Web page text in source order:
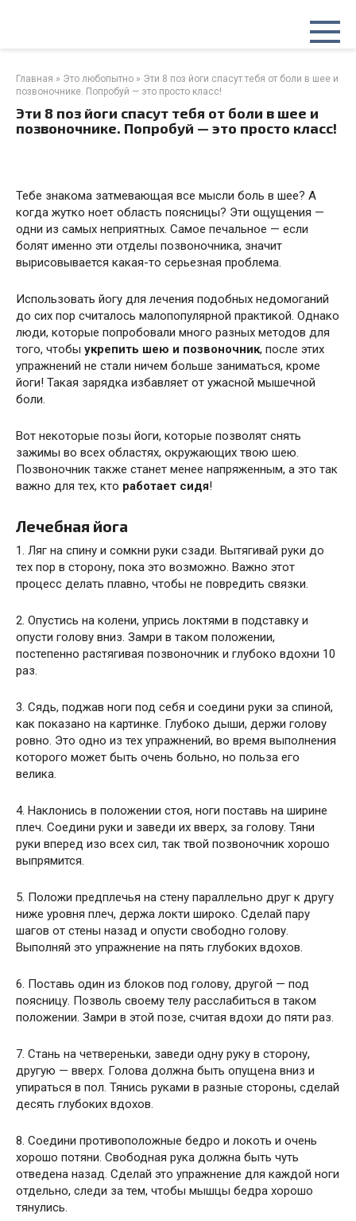
Главная » Это любопытно » Эти 8 поз йоги спасут тебя от боли в шее и
позвоночнике. Попробуй — это просто класс!
Эти 8 поз йоги спасут тебя от боли в шее и
позвоночнике. Попробуй — это просто класс!
Тебе знакома затмевающая все мысли боль в шее? А
когда жутко ноет область поясницы? Эти ощущения —
одни из самых неприятных. Самое печальное — если
болят именно эти отделы позвоночника, значит
вырисовывается какая-то серьезная проблема.
Использовать йогу для лечения подобных недомоганий
до сих пор считалось малопопулярной практикой. Однако
люди, которые попробовали много разных методов для
того, чтобы укрепить шею и позвоночник, после этих
упражнений не стали ничем больше заниматься, кроме
йоги! Такая зарядка избавляет от ужасной мышечной
боли.
Вот некоторые позы йоги, которые позволят снять
зажимы во всех областях, окружающих твою шею.
Позвоночник также станет менее напряженным, а это так
важно для тех, кто работает сидя!
Лечебная йога
1. Ляг на спину и сомкни руки сзади. Вытягивай руки до
тех пор в сторону, пока это возможно. Важно этот
процесс делать плавно, чтобы не повредить связки.
2. Опустись на колени, упрись локтями в подставку и
опусти голову вниз. Замри в таком положении,
постепенно растягивая позвоночник и глубоко вдохни 10
раз.
3. Сядь, поджав ноги под себя и соедини руки за спиной,
как показано на картинке. Глубоко дыши, держи голову
ровно. Это одно из тех упражнений, во время выполнения
которого может быть очень больно, но польза его
велика.
4. Наклонись в положении стоя, ноги поставь на ширине
плеч. Соедини руки и заведи их вверх, за голову. Тяни
руки вперед изо всех сил, так твой позвоночник хорошо
выпрямится.
5. Положи предплечья на стену параллельно друг к другу
ниже уровня плеч, держа локти широко. Сделай пару
шагов от стены назад и опусти свободно голову.
Выполняй это упражнение на пять глубоких вдохов.
6. Поставь один из блоков под голову, другой — под
поясницу. Позволь своему телу расслабиться в таком
положении. Замри в этой позе, считая вдохи до пяти раз.
7. Стань на четвереньки, заведи одну руку в сторону,
другую — вверх. Голова должна быть опущена вниз и
упираться в пол. Тянись руками в разные стороны, сделай
десять глубоких вдохов.
8. Соедини противоположные бедро и локоть и очень
хорошо потяни. Свободная рука должна быть чуть
отведена назад. Сделай это упражнение для каждой ноги
отдельно, следи за тем, чтобы мышцы бедра хорошо
тянулись.